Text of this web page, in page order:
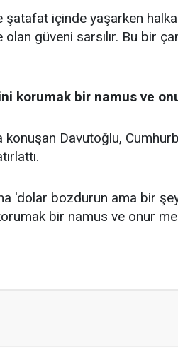
şatafat içinde yaşarken
güveni sarsılır. Bu bir
korumak bir namus ve
Davutoğlu,
'dolar bozdurun ama bir
bir namus ve onur